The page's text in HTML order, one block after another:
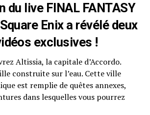
du live FINAL FANTASY
Enix a révélé deux
exclusives !
Altissia, la capitale d’Accordo.
construite sur l’eau. Cette ville
est remplie de quêtes annexes,
dans lesquelles vous pourrez